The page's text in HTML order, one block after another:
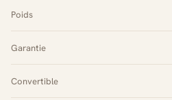
Poids
Garantie
Convertible